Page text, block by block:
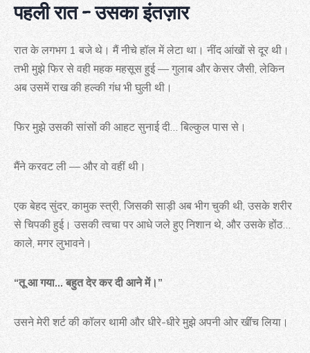
पहली रात – उसका इंतज़ार
रात के लगभग 1 बजे थे। मैं नीचे हॉल में लेटा था। नींद आंखों से दूर थी।
तभी मुझे फिर से वही महक महसूस हुई — गुलाब और केसर जैसी, लेकिन
अब उसमें राख की हल्की गंध भी घुली थी।
फिर मुझे उसकी सांसों की आहट सुनाई दी… बिल्कुल पास से।
मैंने करवट ली — और वो वहीं थी।
एक बेहद सुंदर, कामुक स्त्री, जिसकी साड़ी अब भीग चुकी थी, उसके शरीर
से चिपकी हुई। उसकी त्वचा पर आधे जले हुए निशान थे, और उसके होंठ…
काले, मगर लुभावने।
“तू आ गया… बहुत देर कर दी आने में।”
उसने मेरी शर्ट की कॉलर थामी और धीरे-धीरे मुझे अपनी ओर खींच लिया।